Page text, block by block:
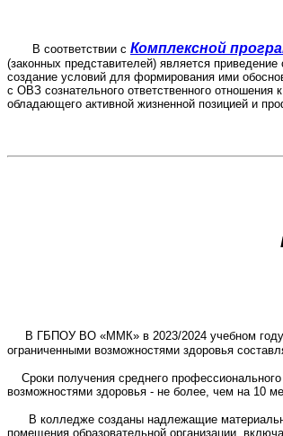
В соответствии с Комплексной
(законных представителей) является
создание условий для формирования ими
с ОВЗ сознательного ответственного
обладающего активной жизненной позицией и
В ГБПОУ ВО «ММК» в 2023/2024 учебном году
ограниченными возможностями здоровья
Сроки получения среднего
возможностями здоровья - не более, чем на 10
В колледже созданы надлежащие
помещения образовательной организации,